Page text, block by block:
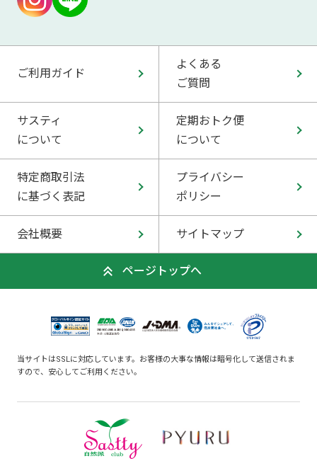
ご利用ガイド
よくある
ご質問
サスティ
について
定期おトク便
について
特定商取引法
に基づく表記
プライバシー
ポリシー
会社概要 サイトマップ
ページトップへ
当サイトはSSLに対応しています。お客様の大事な情報は暗号化して送信されま
すので、安心してご利用ください。